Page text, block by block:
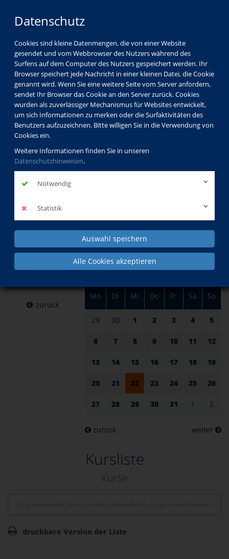
Datenschutz
Cookies sind kleine Datenmengen, die von einer Website
gesendet und vom Webbrowser des Nutzers während des
Surfens auf dem Computer des Nutzers gespeichert werden. Ihr
Browser speichert jede Nachricht in einer kleinen Datei, die Cookie
genannt wird. Wenn Sie eine weitere Seite vom Server anfordern,
sendet Ihr Browser das Cookie an den Server zurück. Cookies
wurden als zuverlässiger Mechanismus für Websites entwickelt,
um sich Informationen zu merken oder die Surfaktivitäten des
Benutzers aufzuzeichnen. Bitte willigen Sie in die Verwendung von
Cookies ein.
Weitere Informationen finden Sie in unseren
Datenschutzhinweisen.
Notwendig
Statistik
Auswahl speichern
Alle Cookies akzeptieren
LOGIN MENÜ
im Mai
Mo Di Mi Do Fr Sa So
29 30 1 2 3 4 5
6 7 8 9 10 11 12
13 14 15 16 17 18 19
20 21 22 23 24 25 26
27 28 29 30 31 1 2
zurück weiter
am 22.
Mai 2024
zurück
Kursliste
Kurse
druckbare Version der Liste